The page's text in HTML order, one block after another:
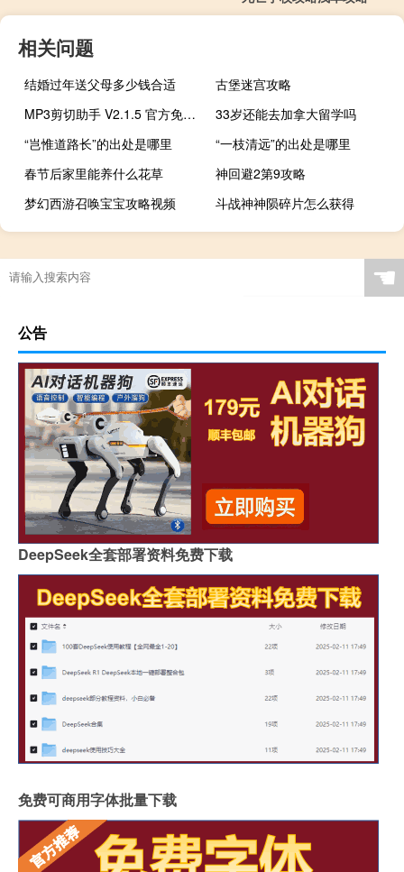
相关问题
结婚过年送父母多少钱合适
古堡迷宫攻略
MP3剪切助手 V2.1.5 官方免费版（MP3剪切助手 V2.1.5 官方免费版功能简介）
33岁还能去加拿大留学吗
“岂惟道路长”的出处是哪里
“一枝清远”的出处是哪里
春节后家里能养什么花草
神回避2第9攻略
梦幻西游召唤宝宝攻略视频
斗战神神陨碎片怎么获得
☚
公告
DeepSeek全套部署资料免费下载
免费可商用字体批量下载